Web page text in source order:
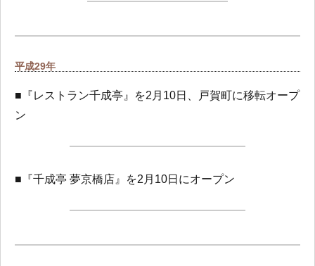
平成29年
■『レストラン千成亭』を2月10日、戸賀町に移転オープ
ン
■『千成亭 夢京橋店』を2月10日にオープン